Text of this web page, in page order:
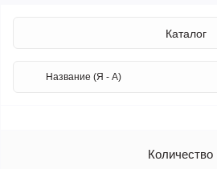
Каталог
Количество